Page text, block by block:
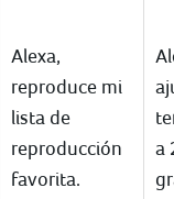
Alexa,
reproduce mi
lista de
reproducción
favorita.
a